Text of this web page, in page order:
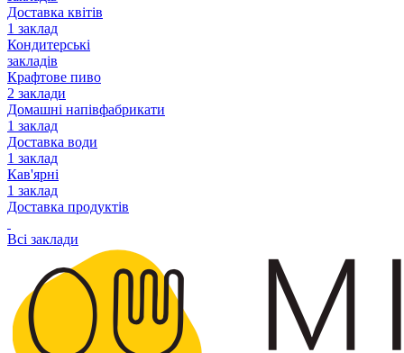
Доставка квітів
1 заклад
Кондитерські
закладів
Крафтове пиво
2 заклади
Домашні напівфабрикати
1 заклад
Доставка води
1 заклад
Кав'ярні
1 заклад
Доставка продуктів
Всі заклади